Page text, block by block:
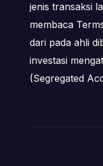
jenis transaksi
membaca
dari pada ahli
investasi
(Segregated